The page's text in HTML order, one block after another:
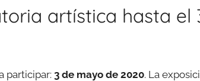
artística hasta el
participar: 3 de mayo de 2020. La